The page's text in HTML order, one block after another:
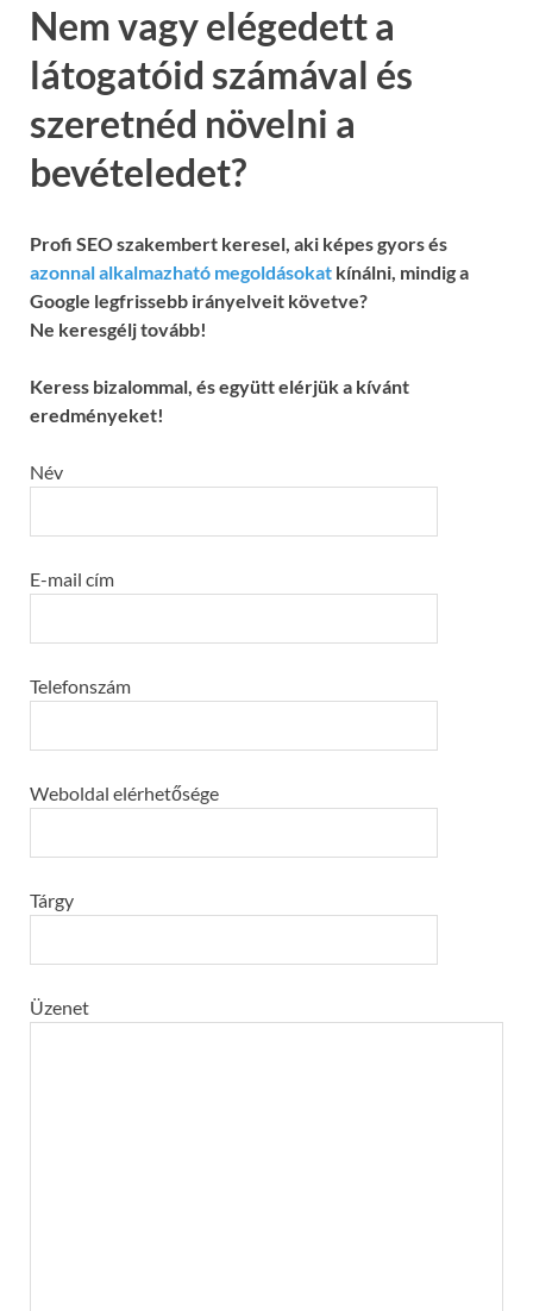
Nem vagy elégedett a
látogatóid számával és
szeretnéd növelni a
bevételedet?
Profi SEO szakembert keresel, aki képes gyors és
azonnal alkalmazható megoldásokat kínálni, mindig a
Google legfrissebb irányelveit követve?
Ne keresgélj tovább!
Keress bizalommal, és együtt elérjük a kívánt
eredményeket!
Név
E-mail cím
Telefonszám
Weboldal elérhetősége
Tárgy
Üzenet